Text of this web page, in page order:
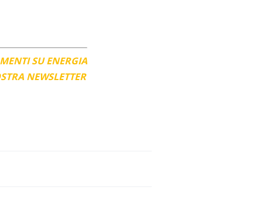
SU ENERGIA
NEWSLETTER